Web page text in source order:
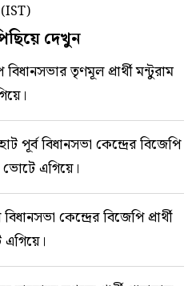
দেখুন
তৃণমূল প্রার্থী মন্টুরাম
পূর্ব বিধানসভা কেন্দ্রের বিজেপি
ভোটে এগিয়ে।
কেন্দ্রের বিজেপি প্রার্থী